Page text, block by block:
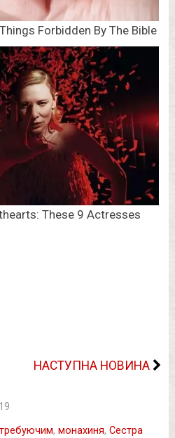
НАСТУПНА НОВИНА
, монахиня, Сестра